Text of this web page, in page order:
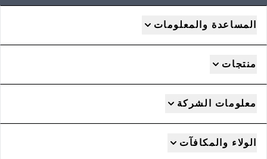
المساعدة والمعلومات
منتجات
معلومات الشركة
الولاء والمكافآت